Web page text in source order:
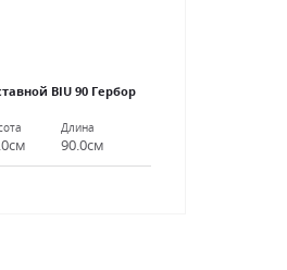
BIU 90 Гербор
Длина
90.0см